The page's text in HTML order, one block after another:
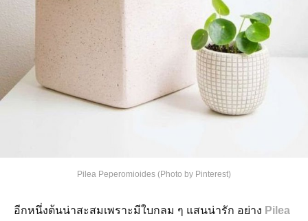
Pilea Peperomioides (Photo by Pinterest)
อีกหนึ่งต้นน่าสะสมเพราะมีใบกลม ๆ แสนน่ารัก อย่าง Pilea